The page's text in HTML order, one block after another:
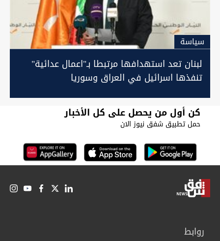
سیاسة
لبنان تعد استهدافها مرتبطا بـ"اعمال عدائية"
تنفذها اسرائيل في العراق وسوريا
كن أول من يحصل على كل الأخبار
حمل تطبيق شفق نيوز الان
روابط